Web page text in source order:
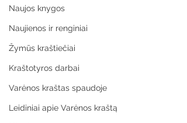
Naujos knygos
Naujienos ir renginiai
Žymūs kraštiečiai
Kraštotyros darbai
Varėnos kraštas spaudoje
Leidiniai apie Varėnos kraštą